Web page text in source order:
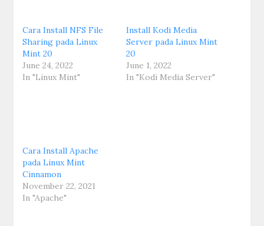
Cara Install NFS File
Sharing pada Linux
Mint 20
June 24, 2022
In "Linux Mint"
Install Kodi Media
Server pada Linux Mint
20
June 1, 2022
In "Kodi Media Server"
Cara Install Apache
pada Linux Mint
Cinnamon
November 22, 2021
In "Apache"